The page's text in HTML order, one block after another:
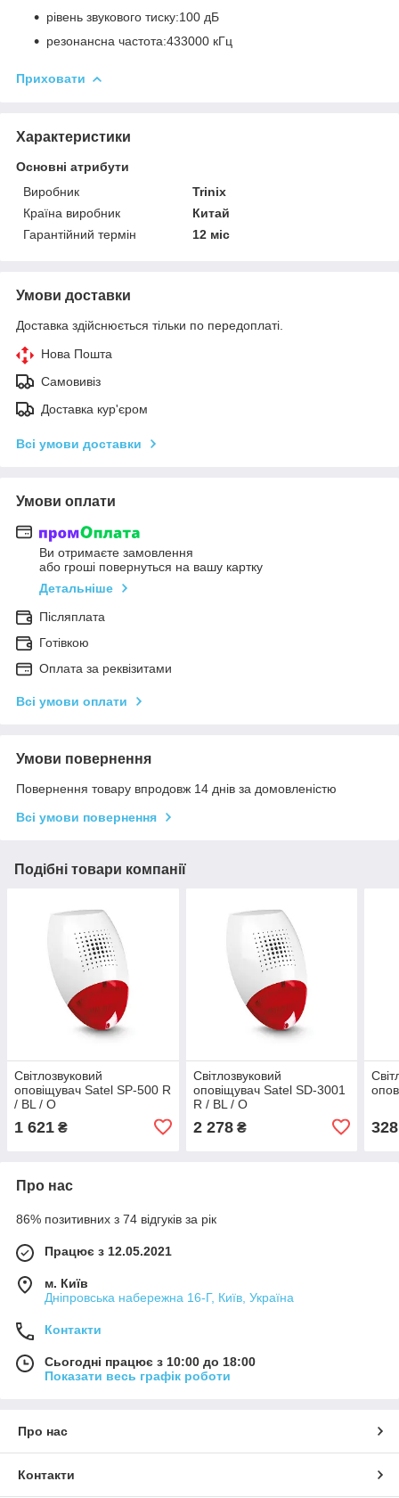
рівень звукового тиску:100 дБ
резонансна частота:433000 кГц
Приховати
Характеристики
Основні атрибути
Виробник
Trinix
Країна виробник
Китай
Гарантійний термін
12 міс
Умови доставки
Доставка здійснюється тільки по передоплаті.
Нова Пошта
Самовивіз
Доставка кур'єром
Всі умови доставки
Умови оплати
Ви отримаєте замовлення
або гроші повернуться на вашу картку
Детальніше
Післяплата
Готівкою
Оплата за реквізитами
Всі умови оплати
Умови повернення
Повернення товару впродовж 14 днів за домовленістю
Всі умови повернення
Подібні товари компанії
Світлозвуковий
оповіщувач Satel SP-500 R
/ BL / O
1 621 ₴
Світлозвуковий
оповіщувач Satel SD-3001
R / BL / O
2 278₴ 328
Про нас
86% позитивних з 74 відгуків за рік
Працює з 12.05.2021
м. Київ
Дніпровська набережна 16-Г, Київ, Україна
Контакти
Сьогодні працює з 10:00 до 18:00
Показати весь графік роботи
Про нас
Контакти